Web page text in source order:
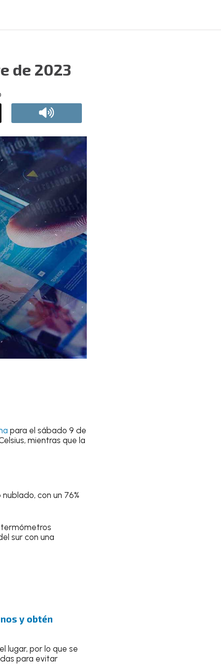
de 2023
para el sábado 9 de
, mientras que la
con un 76%
sur con una
y obtén
lugar, por lo que se
para evitar